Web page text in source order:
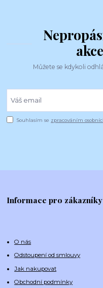
Můžete se kdykoli
Souhlasím se zpracováním
Informace pro zákazníky
O nás
Odstoupení od smlouvy
Jak nakupovat
Obchodní podmínky